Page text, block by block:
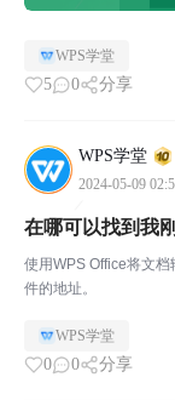
WPS学堂
5 0 分享
WPS学堂
2024-05-09
在哪可以找到我
使用WPS Office将文档
件的地址。
WPS学堂
0 0 分享